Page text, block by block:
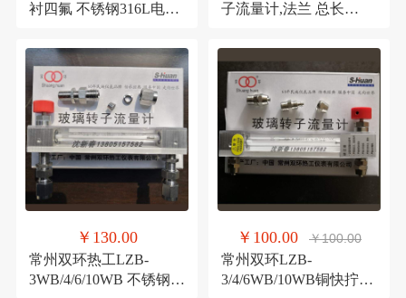
衬四氟 不锈钢316L电极
子流量计,法兰 总长
￥130.00
常州双环热工LZB-
3WB/4/6/10WB 不锈钢卡
￥100.00 ￥100.00
常州双环LZB-
3/4/6WB/10WB铜快拧卡